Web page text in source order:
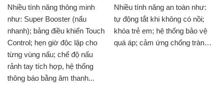
Nhiều tính năng thông minh
như: Super Booster (nấu
nhanh); bảng điều khiển Touch
Control; hẹn giờ độc lập cho
từng vùng nấu; chế độ nấu
rảnh tay tích hợp, hệ thống
thông báo bằng âm thanh...
Nhiều tính năng an toàn như:
tự động tắt khi không có nồi;
khóa trẻ em; hệ thống bảo vệ
quá áp; cảm ứng chống tràn…